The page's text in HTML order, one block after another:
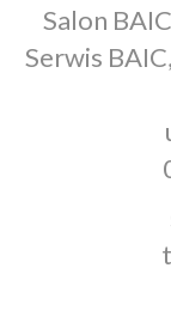
Salon
Serwis